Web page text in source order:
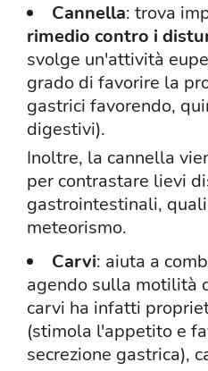
Cannella: trova
rimedio contro i
svolge un'attività
grado di favorire la
gastrici favorendo,
digestivi).
Inoltre, la cannella
per contrastare lievi
gastrointestinali,
meteorismo.
Carvi: aiuta a
agendo sulla motilità
carvi ha infatti
(stimola l'appetito e
secrezione gastrica),